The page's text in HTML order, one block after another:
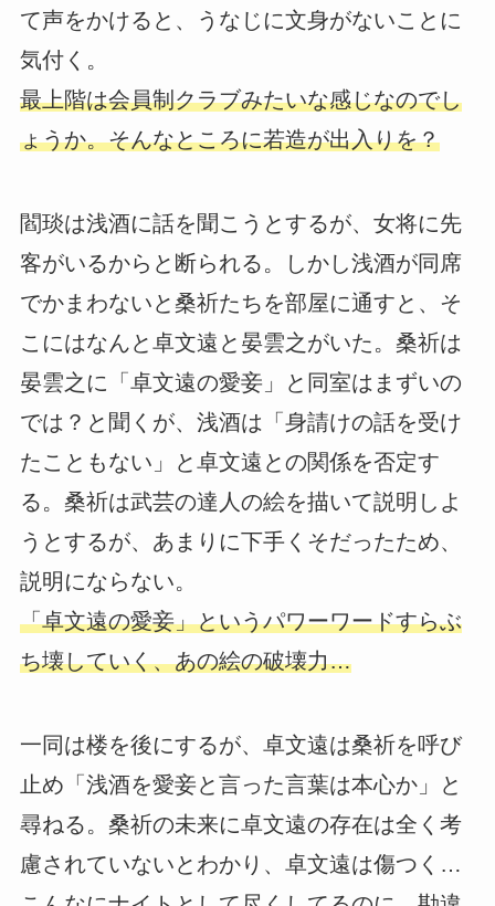
て声をかけると、うなじに文身がないことに
気付く。
最上階は会員制クラブみたいな感じなのでし
ょうか。そんなところに若造が出入りを？
閻琰は浅酒に話を聞こうとするが、女将に先
客がいるからと断られる。しかし浅酒が同席
でかまわないと桑祈たちを部屋に通すと、そ
こにはなんと卓文遠と晏雲之がいた。桑祈は
晏雲之に「卓文遠の愛妾」と同室はまずいの
では？と聞くが、浅酒は「身請けの話を受け
たこともない」と卓文遠との関係を否定す
る。桑祈は武芸の達人の絵を描いて説明しよ
うとするが、あまりに下手くそだったため、
説明にならない。
「卓文遠の愛妾」というパワーワードすらぶ
ち壊していく、あの絵の破壊力…
一同は楼を後にするが、卓文遠は桑祈を呼び
止め「浅酒を愛妾と言った言葉は本心か」と
尋ねる。桑祈の未来に卓文遠の存在は全く考
慮されていないとわかり、卓文遠は傷つく…